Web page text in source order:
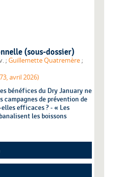
(sous-dossier)
, interv. ;Guillemette Quatremère ;
avril 2026)
bénéfices du Dry January ne
campagnes de prévention de
efficaces ? - « Les
les boissons